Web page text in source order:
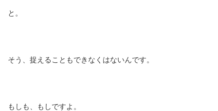
と。
そう、捉えることもできなくはないんです。
もしも、もしですよ。